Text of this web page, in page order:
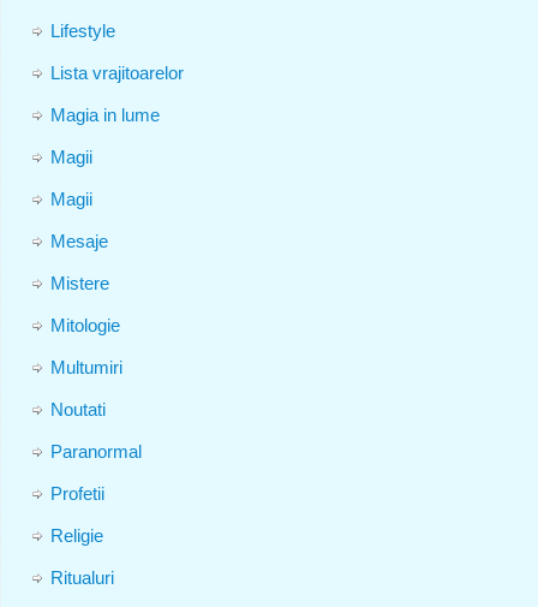
Lifestyle
Lista vrajitoarelor
Magia in lume
Magii
Magii
Mesaje
Mistere
Mitologie
Multumiri
Noutati
Paranormal
Profetii
Religie
Ritualuri